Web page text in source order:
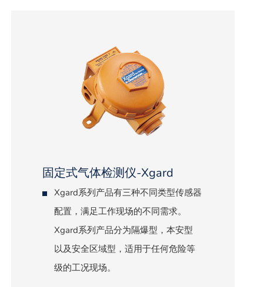
固定式气体检测仪-Xgard
Xgard系列产品有三种不同类型传感器
配置，满足工作现场的不同需求。
Xgard系列产品分为隔爆型，本安型
以及安全区域型，适用于任何危险等
级的工况现场。